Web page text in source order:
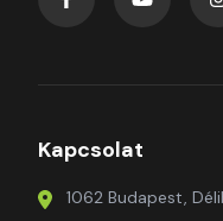
Kapcsolat
1062 Budapest,